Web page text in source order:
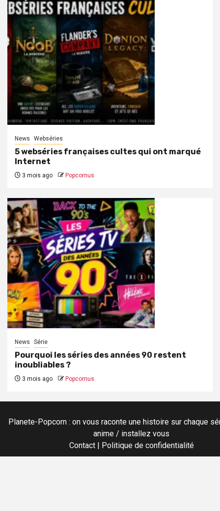
News Webséries
5 webséries françaises cultes qui ont marqué
Internet
3 mois ago Popcornus
News Série
Pourquoi les séries des années 90 restent
inoubliables ?
3 mois ago Popcornus
Planete-Popcorn : on vous raconte une histoire sur chaque
anime / installez vous
Contact| Politique de confidentialité